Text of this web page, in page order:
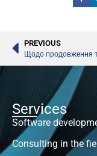
PREVIOUS
Services
Software
Consulting in the